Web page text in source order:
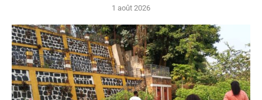
1 août 2026